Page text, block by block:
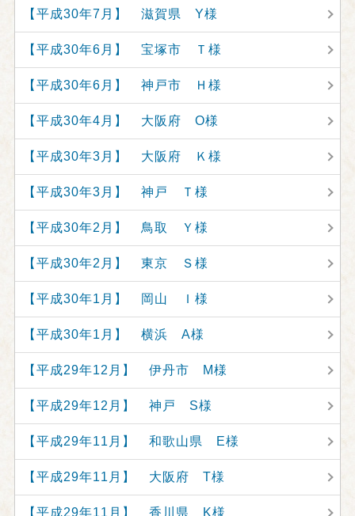
【平成30年7月】 滋賀県 Y様
【平成30年6月】 宝塚市 Ｔ様
【平成30年6月】 神戸市 Ｈ様
【平成30年4月】 大阪府 O様
【平成30年3月】 大阪府 Ｋ様
【平成30年3月】 神戸 Ｔ様
【平成30年2月】 鳥取 Ｙ様
【平成30年2月】 東京 Ｓ様
【平成30年1月】 岡山 Ｉ様
【平成30年1月】 横浜 A様
【平成29年12月】 伊丹市 M様
【平成29年12月】 神戸 S様
【平成29年11月】 和歌山県 E様
【平成29年11月】 大阪府 T様
【平成29年11月】 香川県 K様